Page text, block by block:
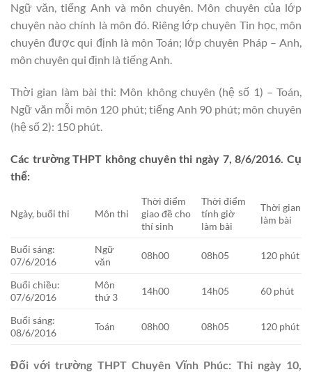
Ngữ văn, tiếng Anh và môn chuyên. Môn chuyên của lớp
chuyên nào chính là môn đó. Riêng lớp chuyên Tin học, môn
chuyên được qui định là môn Toán; lớp chuyên Pháp – Anh,
môn chuyên qui định là tiếng Anh.
Thời gian làm bài thi: Môn không chuyên (hệ số 1) – Toán,
Ngữ văn mỗi môn 120 phút; tiếng Anh 90 phút; môn chuyên
(hệ số 2): 150 phút.
Các trường THPT không chuyên thi ngày 7, 8/6/2016. Cụ
thể:
Ngày, buổi thi Môn thi
Thời điểm
giao đề cho
thí sinh
Thời điểm
tính giờ
làm bài
Thời gian
làm bài
Buổi sáng:
07/6/2016
Ngữ
văn
08h00 08h05 120 phút
Buổi chiều:
07/6/2016
Môn
thứ 3
14h00 14h05 60 phút
Buổi sáng:
08/6/2016
Toán 08h00 08h05 120 phút
Đối với trường THPT Chuyên Vĩnh Phúc: Thi ngày 10,